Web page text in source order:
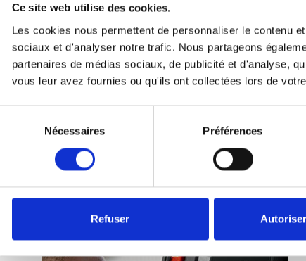
Ce site web utilise des cookies.
Les cookies nous permettent de personnaliser le contenu
sociaux et d'analyser notre trafic. Nous partageons
partenaires de médias sociaux, de publicité et d'analyse,
vous leur avez fournies ou qu'ils ont collectées lors de
consentement
Nécessaires Préférences
Refuser
est pratique et facile à utiliser comme
fauteuil roulant de transport.